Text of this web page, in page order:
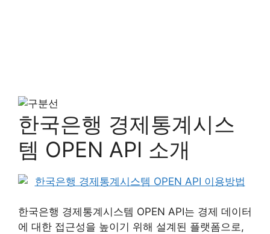
한국은행 경제통계시스
템 OPEN API 소개
한국은행 경제통계시스템 OPEN API는 경제 데이터
에 대한 접근성을 높이기 위해 설계된 플랫폼으로,